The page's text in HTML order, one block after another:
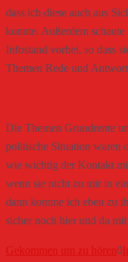
dass ich diese auch aus
konnte. Außerdem
Infostand vorbei, so dass
Themen Rede und
Die Themen Grundrente
politische Situation waren
wie wichtig der Kontakt
wenn sie nicht zu mir in
dann komme ich eben zu
sicher noch hier und da
Gekommen um zu hören0